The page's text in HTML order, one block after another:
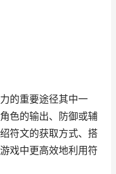
的重要途径其中一
色的输出、防御或辅
符文的获取方式、搭
戏中更高效地利用符